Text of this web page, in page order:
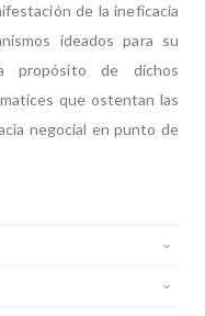
de la ineficacia
ideados para su
propósito de dichos
que ostentan las
negocial en punto de